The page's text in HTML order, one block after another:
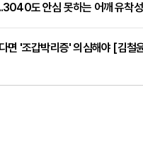
도 안심 못하는 어깨 유착
면 '조갑박리증' 의심해야 [김철